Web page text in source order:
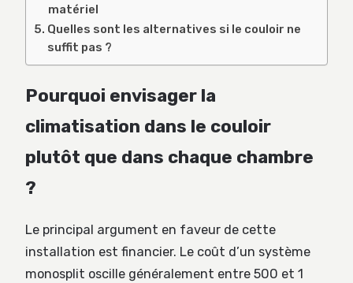
matériel
Quelles sont les alternatives si le couloir ne
suffit pas ?
Pourquoi envisager la
climatisation dans le couloir
plutôt que dans chaque chambre
?
Le principal argument en faveur de cette
installation est financier. Le coût d’un système
monosplit oscille généralement entre 500 et 1